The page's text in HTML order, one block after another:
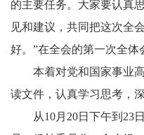
的主要任务。大家要认真
见和建议，共同把这次全
好。”在全会的第一次全体
本着对党和国家事业
读文件，认真学习思考，
从10月20日下午到23